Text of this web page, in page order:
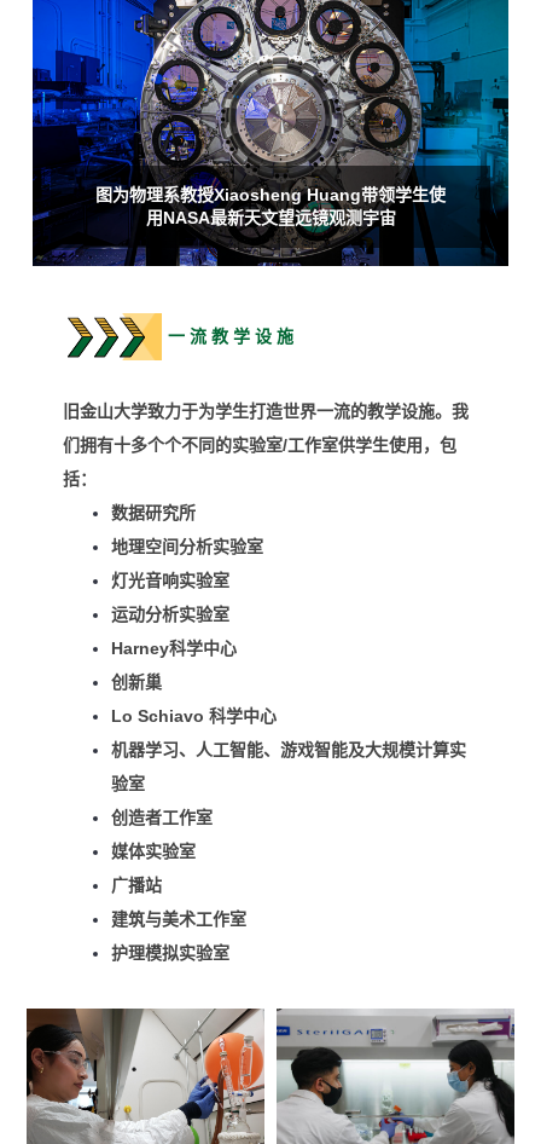
图为物理系教授Xiaosheng Huang带领学生使
用NASA最新天文望远镜观测宇宙
一 流 教 学 设 施
旧金山大学致力于为学生打造世界一流的教学设施。我
们拥有十多个个不同的实验室/工作室供学生使用，包
括：
数据研究所
地理空间分析实验室
灯光音响实验室
运动分析实验室
Harney科学中心
创新巢
Lo Schiavo 科学中心
机器学习、人工智能、游戏智能及大规模计算实
验室
创造者工作室
媒体实验室
广播站
建筑与美术工作室
护理模拟实验室